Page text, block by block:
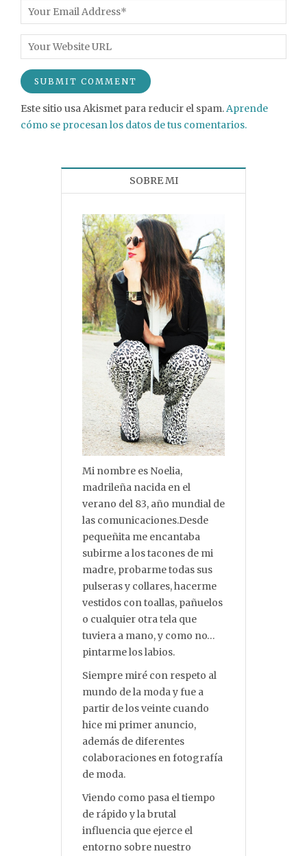
Este sitio usa Akismet para reducir el spam.Aprende
cómo se procesan los datos de tus comentarios.
SOBRE MI
Mi nombre es Noelia,
madrileña nacida en el
verano del 83, año mundial de
las comunicaciones.Desde
pequeñita me encantaba
subirme a los tacones de mi
madre, probarme todas sus
pulseras y collares, hacerme
vestidos con toallas, pañuelos
o cualquier otra tela que
tuviera a mano, y como no…
pintarme los labios.
Siempre miré con respeto al
mundo de la moda y fue a
partir de los veinte cuando
hice mi primer anuncio,
además de diferentes
colaboraciones en fotografía
de moda.
Viendo como pasa el tiempo
de rápido y la brutal
influencia que ejerce el
entorno sobre nuestro